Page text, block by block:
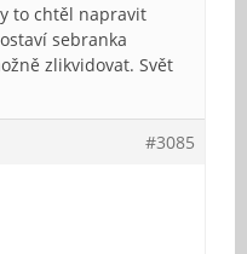
to chtěl napravit
sebranka
zlikvidovat. Svět
#3085